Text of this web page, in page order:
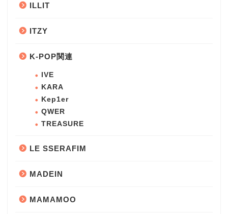
ILLIT
ITZY
K-POP関連
IVE
KARA
Kep1er
QWER
TREASURE
LE SSERAFIM
MADEIN
MAMAMOO